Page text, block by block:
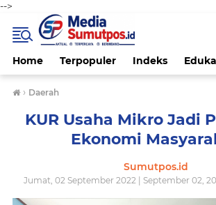
-->
Home Terpopuler Indeks
› Daerah
KUR Usaha Mikro Jadi
Ekonomi
Sumutpos.id
Jumat, 02 September 2022 | September 02,